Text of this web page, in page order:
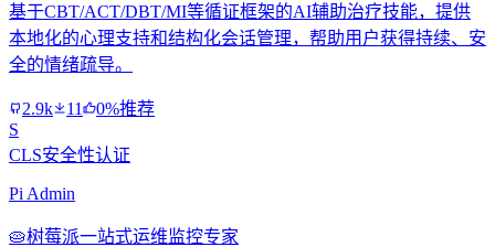
基于CBT/ACT/DBT/MI等循证框架的AI辅助治疗技能，提供
本地化的心理支持和结构化会话管理，帮助用户获得持续、安
全的情绪疏导。
2.9k 11
0%推荐
S
CLS安全性认证
Pi Admin
🥧树莓派一站式运维监控专家